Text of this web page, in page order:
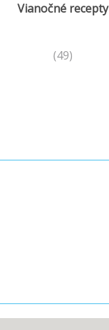
Vianočné recepty
(49)